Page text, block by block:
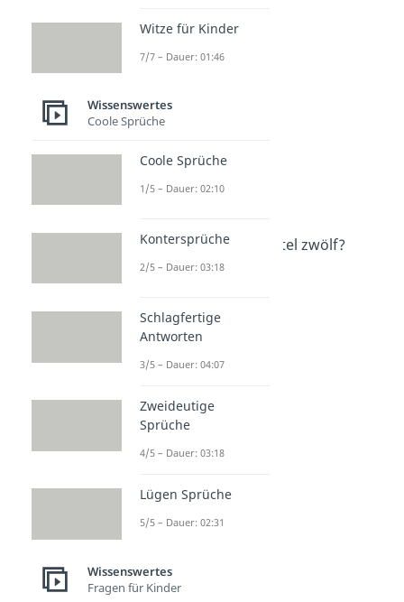
Wissenswertes
Uhrzeit
Was bedeutet dreiviertel zwölf?
Dauer: 02:37
Witze für Kinder
7/7 – Dauer: 01:46
Wissenswertes
Coole Sprüche
Coole Sprüche
1/5 – Dauer: 02:10
Kontersprüche
2/5 – Dauer: 03:18
Schlagfertige
Antworten
3/5 – Dauer: 04:07
Zweideutige
Sprüche
4/5 – Dauer: 03:18
Lügen Sprüche
5/5 – Dauer: 02:31
Wissenswertes
Fragen für Kinder